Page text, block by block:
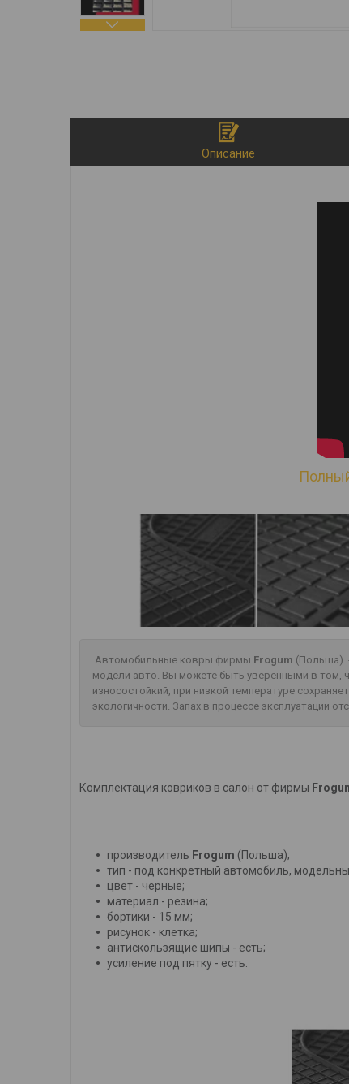
Описание
Автомобильные ковры фирмы Frogum (Польша) -
модели авто. Вы можете быть уверенными в том,
износостойкий, при низкой температуре
экологичности. Запах в процессе эксплуатации
Комплектация ковриков в салон от фирмы
производитель Frogum (Польша);
тип - под конкретный автомобиль,
цвет - черные;
материал - резина;
бортики - 15 мм;
рисунок - клетка;
антискользящие шипы - есть;
усиление под пятку - есть.